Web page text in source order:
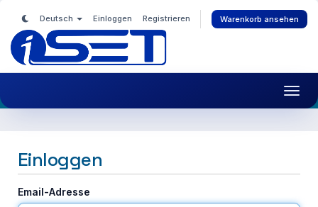
Deutsch Einloggen Registrieren Warenkorb ansehen
Einloggen
Email-Adresse